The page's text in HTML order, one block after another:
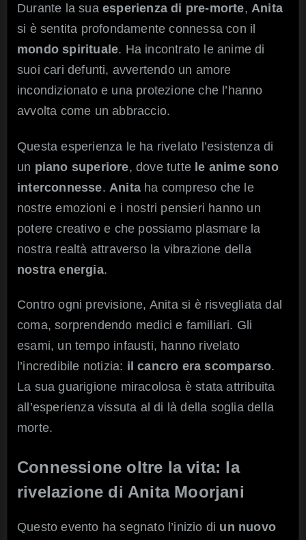
Durante la sua esperienza di pre-morte, Anita
si è sentita profondamente connessa con il
mondo spirituale. Ha incontrato le anime di
suoi cari defunti, avvertendo un amore
incondizionato e una protezione che l’hanno
avvolta come un abbraccio.
Questa esperienza le ha rivelato l’esistenza di
un piano superiore, dove tutte le anime sono
interconnesse. Anita ha compreso che le
nostre emozioni e i nostri pensieri hanno un
potere creativo e che possiamo plasmare la
nostra realtà attraverso la vibrazione della
nostra energia.
Contro ogni previsione, Anita si è risvegliata dal
coma, sorprendendo medici e familiari. Gli
esami, un tempo infausti, hanno rivelato
l’incredibile notizia: il cancro era scomparso.
La sua guarigione miracolosa è stata attribuita
all’esperienza vissuta al di là della soglia della
morte.
Connessione oltre la vita: la
rivelazione di Anita Moorjani
Questo evento ha segnato l’inizio di un nuovo